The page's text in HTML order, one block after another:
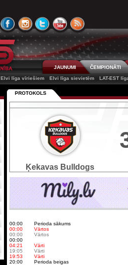
JAUNUMI
ČEMPIONĀTI
Elvi līga vīriešiem
Elvi līga sievietēm LAT-EST
PROTOKOLS
Ķekavas Bulldogs
00:00
Perioda sākums
00:00
Vārtos
00:00
Vārtos
00:00
04:21
Vārti
19:05
Vārti
19:53
Vārti
20:00
Perioda beigas